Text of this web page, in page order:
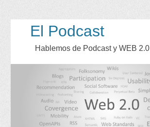
El Podcast
Hablemos de Podcast y WEB 2.0